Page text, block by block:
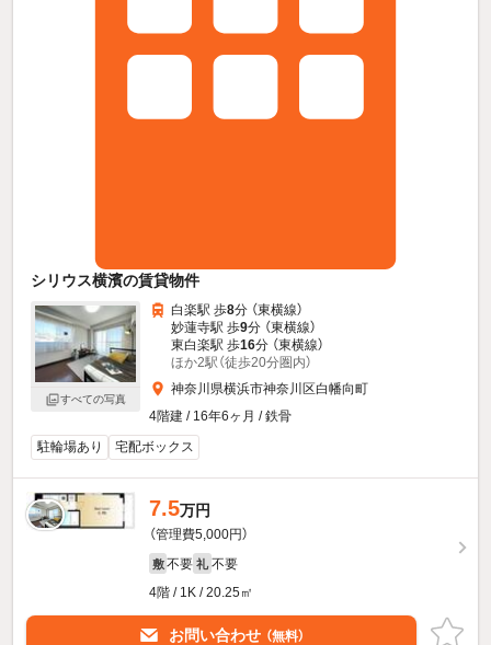
シリウス横濱の賃貸物件
すべての写真
白楽駅 歩8分 （東横線）
妙蓮寺駅 歩9分 （東横線）
東白楽駅 歩16分 （東横線）
ほか2駅（徒歩20分圏内）
神奈川県横浜市神奈川区白幡向町
4階建 / 16年6ヶ月 / 鉄骨
駐輪場あり
宅配ボックス
7.5万円
（管理費5,000円）
敷 不要 礼 不要
4階 / 1K / 20.25㎡
お問い合わせ （無料）